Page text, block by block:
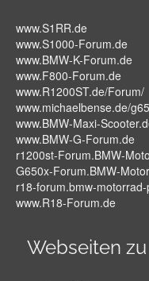
www.S1RR.de
www.S1000-Forum.de
www.BMW-K-Forum.de
www.F800-Forum.de
www.R1200ST.de/Forum/
www.michaelbense.de/
www.BMW-Maxi-
www.BMW-G-Forum.de
r1200st-Forum.BMW-
G650x-Forum.BMW-
r18-forum.bmw-
www.R18-Forum.de
Webseiten